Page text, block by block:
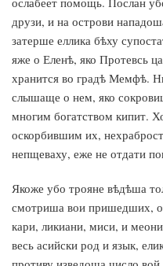
друзи, и на острови
затерше еллика бѣху
яже о Еленѣ, яко Протевсь
хранится во градѣ Мемфѣ.
слышаще о нем, яко
многим богатством кипит.
оскорбившим их,
непщеваху, еже не отдати
Якоже убо трояне вѣдѣша
смотриша вои пришедших,
кари, ликиани, миси, и
весь асийски род и язык,